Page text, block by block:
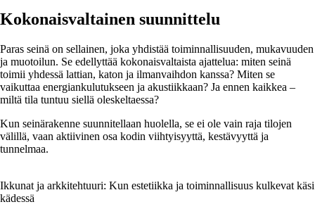
Kokonaisvaltainen suunnittelu
Paras seinä on sellainen, joka yhdistää toiminnallisuuden, mukavuuden
ja muotoilun. Se edellyttää kokonaisvaltaista ajattelua: miten seinä
toimii yhdessä lattian, katon ja ilmanvaihdon kanssa? Miten se
vaikuttaa energiankulutukseen ja akustiikkaan? Ja ennen kaikkea –
miltä tila tuntuu siellä oleskeltaessa?
Kun seinärakenne suunnitellaan huolella, se ei ole vain raja tilojen
välillä, vaan aktiivinen osa kodin viihtyisyyttä, kestävyyttä ja
tunnelmaa.
Ikkunat ja arkkitehtuuri: Kun estetiikka ja toiminnallisuus kulkevat käsi
kädessä